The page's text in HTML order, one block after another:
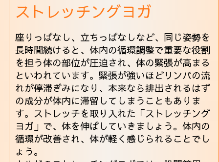
ストレッチングヨガ
座りっぱなし、立ちっぱなしなど、同じ姿勢を
長時間続けると、体内の循環調整で重要な役割
を担う体の部位が圧迫され、体の緊張が高まる
といわれています。緊張が強いほどリンパの流
れが停滞ぎみになり、本来なら排出されるはず
の成分が体内に滞留してしまうこともありま
す。ストレッチを取り入れた「ストレッチング
ヨガ」で、体を伸ばしていきましょう。体内の
循環が改善され、体が軽く感じられることでし
ょう。